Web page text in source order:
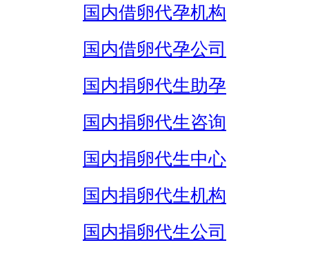
国内借卵代孕机构
国内借卵代孕公司
国内捐卵代生助孕
国内捐卵代生咨询
国内捐卵代生中心
国内捐卵代生机构
国内捐卵代生公司